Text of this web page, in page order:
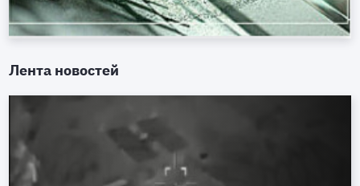
Лента новостей